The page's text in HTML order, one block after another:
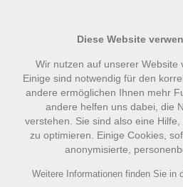
Anfrage
Diese Website
Wir nutzen auf unserer Website
Einige sind notwendig für den
andere ermöglichen Ihnen mehr
andere helfen uns dabei, die
verstehen. Sie sind also eine
zu optimieren. Einige Cookies,
anonymisierte,
Weitere Informationen finden Sie in